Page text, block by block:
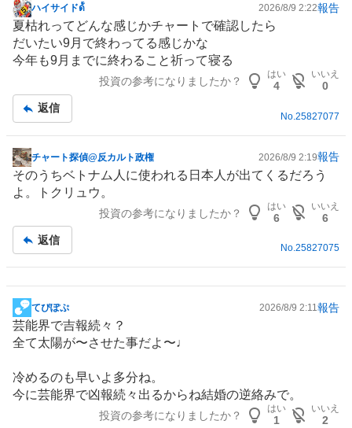
掲
示
板
記
ハイサイドด้้้้็็็ 2026/8/9 2:22報告
夏枯れってどんな感じかチャートで確認したら
だいたい9月で終わってる感じかな
今年も9月までに終わること祈って寝る
投資の参考になりましたか？
はい
4
いいえ
0
返信
No. 25827077
掲
示
板
チャート探偵@反カルト政権 2026/8/9 2:19報告
そのうちベトナム 人に使われる日本人が出てくるだろう
よ。トクリュウ。
投資の参考になりましたか？
はい
6
いいえ
6
返信
No.25827075
掲
示
板
事
てぴぽぷ 2026/8/9 2:11報告
芸能界で吉報続々？
全て太陽が〜させた事だよ〜♩
冷めるのも早いよ多分ね。
今に芸能界で凶報続々出るからね結婚の逆絡みで。
投資の参考になりましたか？
はい
1
いいえ
2